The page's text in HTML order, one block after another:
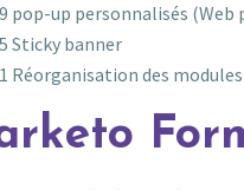
pop-up personnalisés (Web
Sticky banner
Réorganisation des